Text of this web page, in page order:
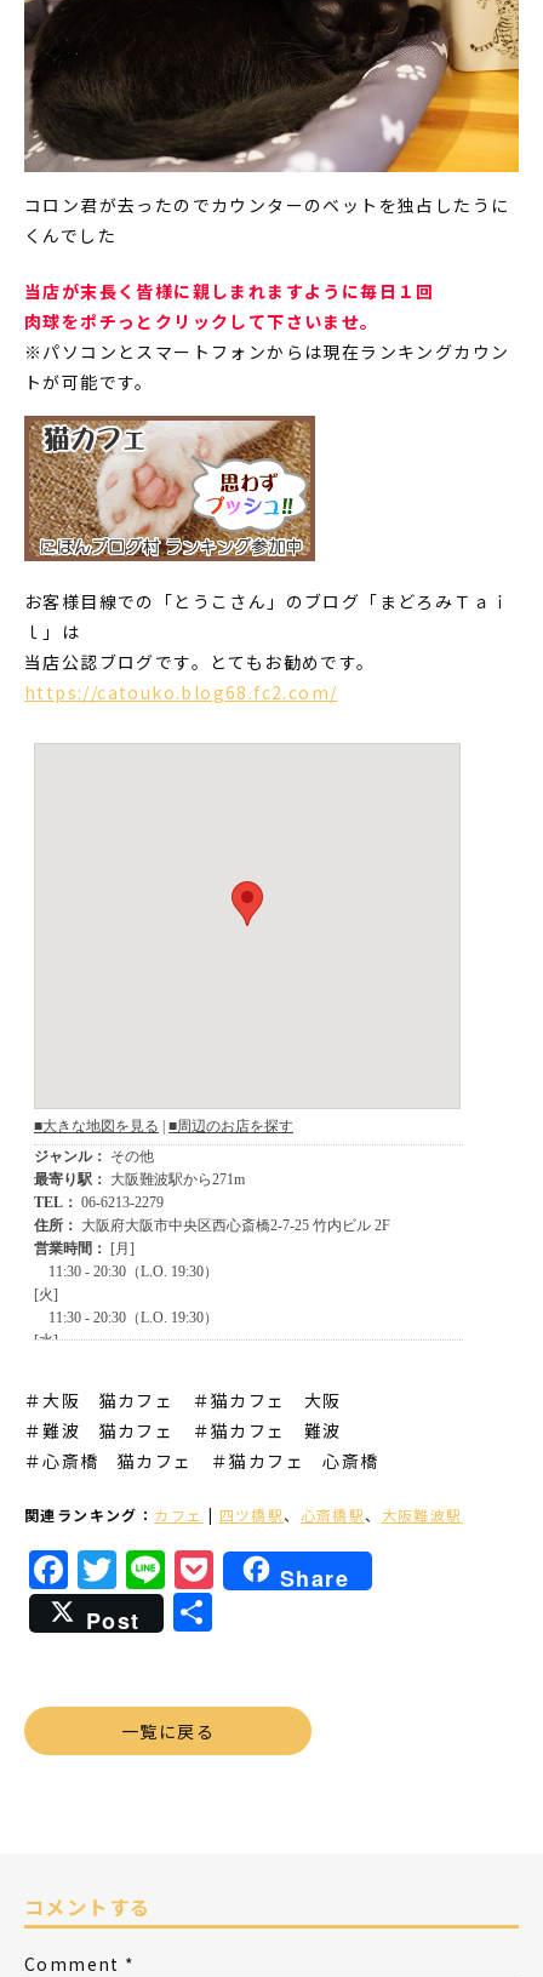
コロン君が去ったのでカウンターのベットを独占したうに
くんでした
当店が末長く皆様に親しまれますように毎日１回
肉球をポチっとクリックして下さいませ。
※パソコンとスマートフォンからは現在ランキングカウン
トが可能です。
お客様目線での「とうこさん」のブログ「まどろみＴａｉ
ｌ」は
当店公認ブログです。とてもお勧めです。
https://catouko.blog68.fc2.com/
＃大阪 猫カフェ ＃猫カフェ 大阪
＃難波 猫カフェ
＃猫カフェ 難波
＃心斎橋 猫カフェ
＃猫カフェ 心斎橋
関連ランキング： カフェ | 四ツ橋駅、 心斎橋駅、 大阪難波駅
Facebook
Twitter
LinePocket
Share
Post
共
一覧に戻る
コメントする
Comment *